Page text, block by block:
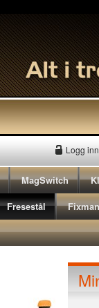
Logg inn
MagSwitch
Fresestål Fixman